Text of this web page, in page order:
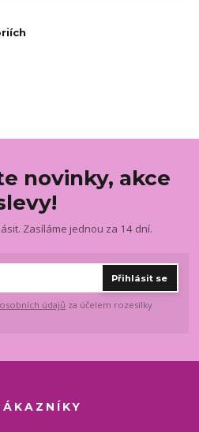
novinky, akce
Zasíláme jednou za 14 dní.
Přihlásit se
údajů za účelem rozesílky